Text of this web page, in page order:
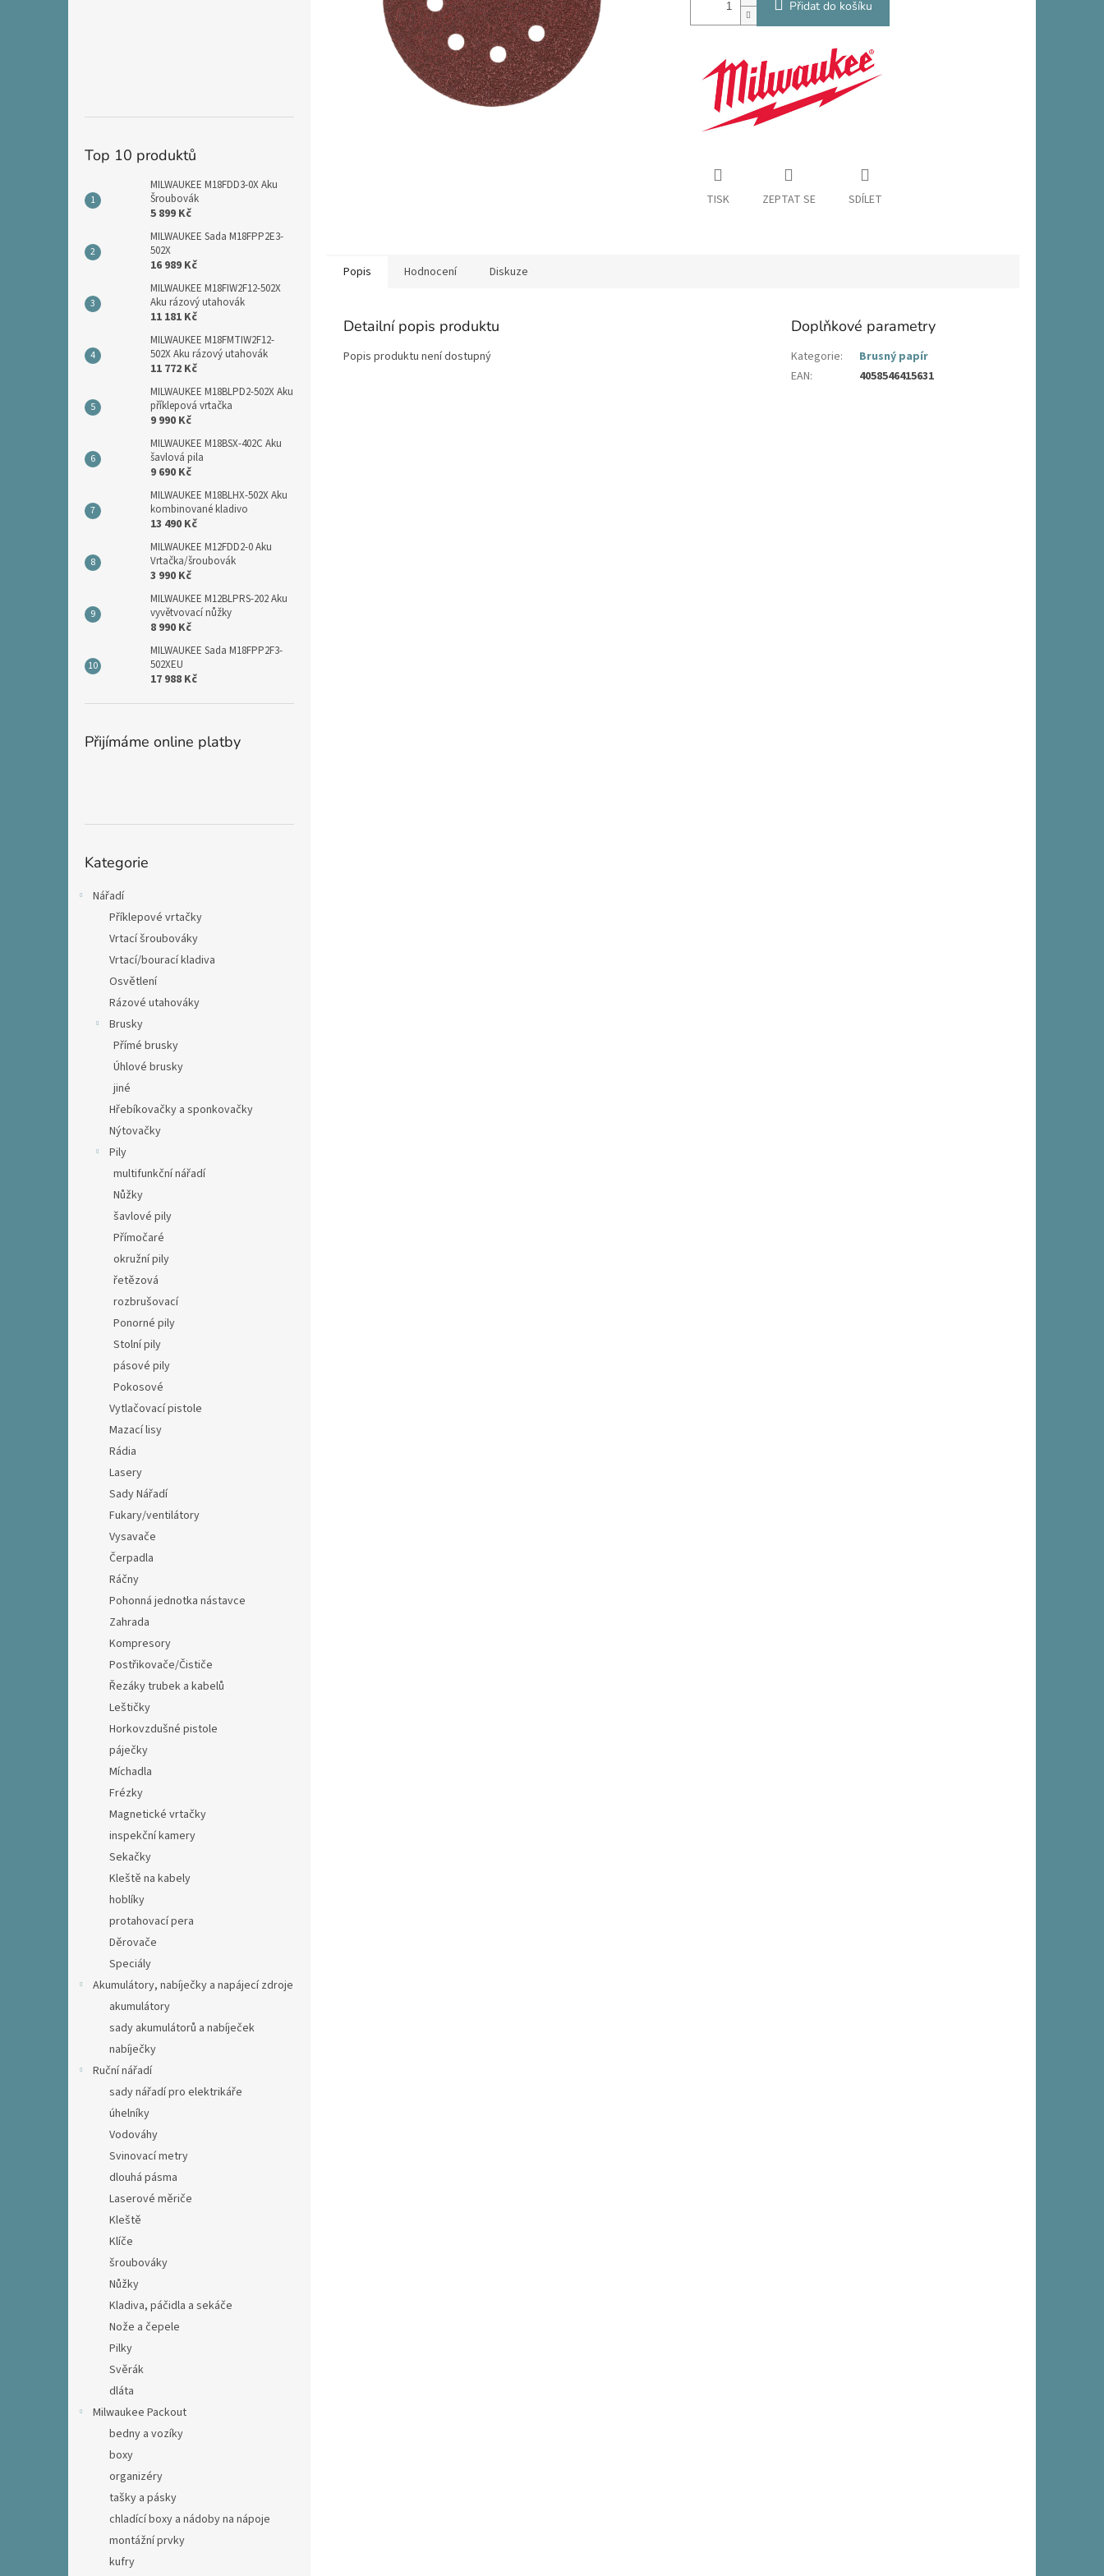
Top 10 produktů
MILWAUKEE M18FDD3-0X Aku
Šroubovák
5 899 Kč
MILWAUKEE Sada M18FPP2E3-
502X
16 989 Kč
MILWAUKEE M18FIW2F12-502X
Aku rázový utahovák
11 181 Kč
MILWAUKEE M18FMTIW2F12-
502X Aku rázový utahovák
11 772 Kč
MILWAUKEE M18BLPD2-502X Aku
příklepová vrtačka
9 990 Kč
MILWAUKEE M18BSX-402C Aku
šavlová pila
9 690 Kč
MILWAUKEE M18BLHX-502X Aku
kombinované kladivo
13 490 Kč
MILWAUKEE M12FDD2-0 Aku
Vrtačka/šroubovák
3 990 Kč
MILWAUKEE M12BLPRS-202 Aku
vyvětvovací nůžky
8 990 Kč
MILWAUKEE Sada M18FPP2F3-
502XEU
17 988 Kč
Přijímáme online platby
kategorie
Kategorie
Nářadí
Příklepové vrtačky
Vrtací šroubováky
Vrtací/bourací kladiva
Osvětlení
Rázové utahováky
Brusky
Přímé brusky
Úhlové brusky
jiné
Hřebíkovačky a sponkovačky
Nýtovačky
Pily
multifunkční nářadí
Nůžky
šavlové pily
Přímočaré
okružní pily
řetězová
rozbrušovací
Ponorné pily
Stolní pily
pásové pily
Pokosové
Vytlačovací pistole
Mazací lisy
Rádia
Lasery
Sady Nářadí
Fukary/ventilátory
Vysavače
Čerpadla
Ráčny
Pohonná jednotka nástavce
Zahrada
Kompresory
Postřikovače/Čističe
Řezáky trubek a kabelů
Leštičky
Horkovzdušné pistole
páječky
Míchadla
Frézky
Magnetické vrtačky
inspekční kamery
Sekačky
Kleště na kabely
hoblíky
protahovací pera
Děrovače
Speciály
Akumulátory, nabíječky a napájecí zdroje
akumulátory
sady akumulátorů a nabíječek
nabíječky
Ruční nářadí
sady nářadí pro elektrikáře
úhelníky
Vodováhy
Svinovací metry
dlouhá pásma
Laserové měriče
Kleště
Klíče
šroubováky
Nůžky
Kladiva, páčidla a sekáče
Nože a čepele
Pilky
Svěrák
dláta
Milwaukee Packout
bedny a vozíky
boxy
organizéry
tašky a pásky
chladící boxy a nádoby na nápoje
montážní prvky
kufry
Přidat do košíku
TISK ZEPTAT SE SDÍLET
Popis Hodnocení Diskuze
Detailní popis produktu
Popis produktu není dostupný
Doplňkové parametry
Kategorie:
Brusný papír
EAN: 4058546415631